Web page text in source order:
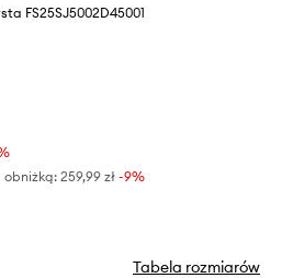
FS25SJ5002D45001
obniżką: 259,99 zł -9%
Tabela rozmiarów